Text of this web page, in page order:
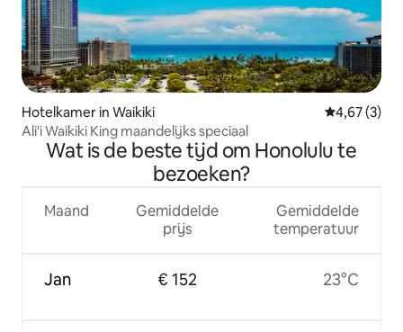
Hotelkamer in Waikiki
4,67 (3)
Ali'i Waikiki King maandelijks speciaal
Wat is de beste tijd om Honolulu te
bezoeken?
Maand
Jan
Gemiddelde
prijs
€ 152
Gemiddelde
temperatuur
23°C